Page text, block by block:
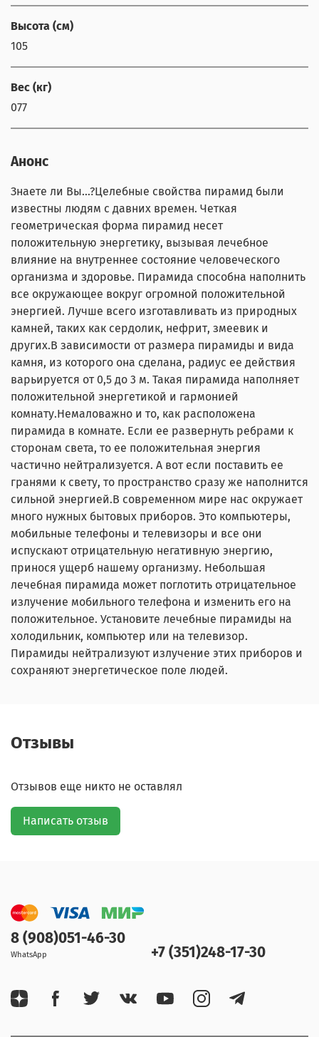
Высота (см)
105
Вес (кг)
077
Анонс
Знаете ли Вы...?Целебные свойства пирамид были
известны людям с давних времен. Четкая
геометрическая форма пирамид несет
положительную энергетику, вызывая лечебное
влияние на внутреннее состояние человеческого
организма и здоровье. Пирамида способна наполнить
все окружающее вокруг огромной положительной
энергией. Лучше всего изготавливать из природных
камней, таких как сердолик, нефрит, змеевик и
других.В зависимости от размера пирамиды и вида
камня, из которого она сделана, радиус ее действия
варьируется от 0,5 до 3 м. Такая пирамида наполняет
положительной энергетикой и гармонией
комнату.Немаловажно и то, как расположена
пирамида в комнате. Если ее развернуть ребрами к
сторонам света, то ее положительная энергия
частично нейтрализуется. А вот если поставить ее
гранями к свету, то пространство сразу же наполнится
сильной энергией.В современном мире нас окружает
много нужных бытовых приборов. Это компьютеры,
мобильные телефоны и телевизоры и все они
испускают отрицательную негативную энергию,
принося ущерб нашему организму. Небольшая
лечебная пирамида может поглотить отрицательное
излучение мобильного телефона и изменить его на
положительное. Установите лечебные пирамиды на
холодильник, компьютер или на телевизор.
Пирамиды нейтрализуют излучение этих приборов и
сохраняют энергетическое поле людей.
Отзывы
Отзывов еще никто не оставлял
Написать отзыв
8 (908)051-46-30
WhatsApp +7 (351)248-17-30